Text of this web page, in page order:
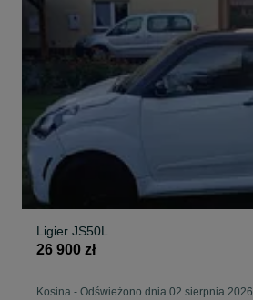
Ligier JS50L
26 900 zł
Kosina - Odświeżono dnia 02 sierpnia 2026